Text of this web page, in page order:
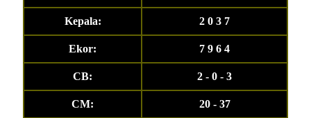
Kepala: 2 0 3 7
Ekor: 7 9 6 4
CB: 2 - 0 - 3
CM: 20 - 37